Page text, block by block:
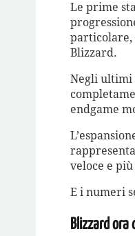
Le prime
particolare,
Blizzard.
Negli ultimi
endgame
veloce e
E i numeri
Blizzard